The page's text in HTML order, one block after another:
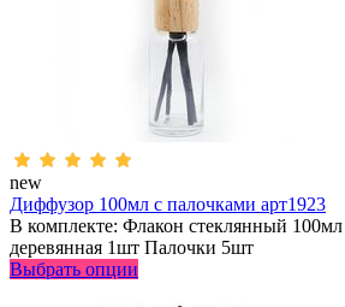
new
Диффузор 100мл с палочками арт1923
В комплекте: Флакон стеклянный
деревянная 1шт Палочки 5шт
Выбрать опции